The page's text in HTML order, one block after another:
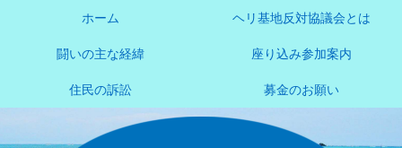
ホーム ヘリ基地反対協議会とは
闘いの主な経緯 座り込み参加案内
住民の訴訟 募金のお願い